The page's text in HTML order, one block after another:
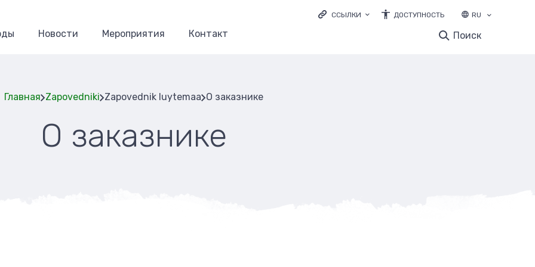
ССЫЛКИ
ДОСТУПНОСТЬ RU
Новости Мероприятия Контакт Поиск
Строка
Главная Zapovedniki Zapovednik luytemaa О заказнике
О заказнике